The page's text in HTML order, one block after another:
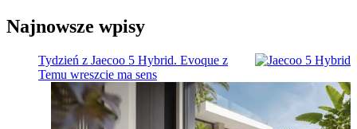
Najnowsze wpisy
Tydzień z Jaecoo 5 Hybrid. Evoque z
Temu wreszcie ma sens